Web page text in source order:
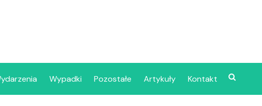
Wypadki Pozostałe Artykuły Kontakt